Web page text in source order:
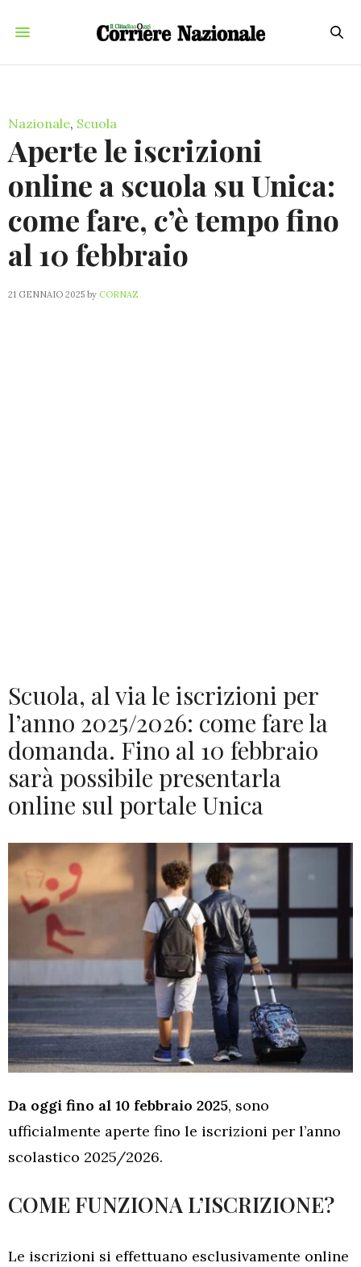
Nazionale, Scuola
Aperte le iscrizioni
online a scuola su Unica:
come fare, c’è tempo fino
al 10 febbraio
21 GENNAIO 2025 by CORNAZ
Scuola, al via le iscrizioni per
l’anno 2025/2026: come fare la
domanda. Fino al 10 febbraio
sarà possibile presentarla
online sul portale Unica
Da oggi fino al 10 febbraio 2025, sono
ufficialmente aperte fino le iscrizioni per l’anno
scolastico 2025/2026.
COME FUNZIONA L’ISCRIZIONE?
Le iscrizioni si effettuano esclusivamente online